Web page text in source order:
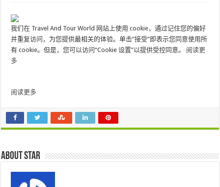
我们在 Travel And Tour World 网站上使用 cookie，通过记住您的偏好
并重复访问，为您提供最相关的体验。单击“接受”即表示您同意使用所
有 cookie。但是，您可以访问“Cookie 设置”以提供受控同意。 阅读更
多
阅读更多
About star